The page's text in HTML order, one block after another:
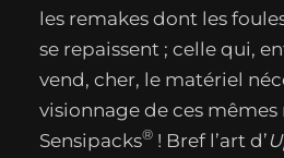
les remakes dont les
se repaissent ; celle qui,
vend, cher, le matériel
visionnage de ces mêmes
Sensipacks® ! Bref l’art d’